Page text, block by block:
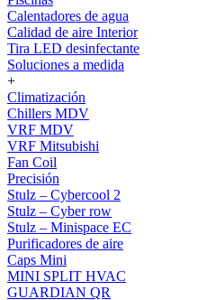
Calentadores de agua
Calidad de aire Interior
Tira LED desinfectante
Soluciones a medida
+
Climatización
Chillers MDV
VRF MDV
VRF Mitsubishi
Fan Coil
Precisión
Stulz – Cybercool 2
Stulz – Cyber row
Stulz – Minispace EC
Purificadores de aire
Caps Mini
MINI SPLIT HVAC
GUARDIAN QR